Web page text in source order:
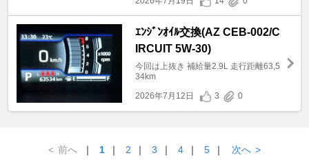
ｴﾝｼﾞﾝｵｲﾙ交換(AZ CEB-002/C
IRCUIT 5W-30)
今回は上抜き 補給量2.9L 走行距離63,5
34km
2026年7月12日
3 0
< 前へ ｜ 1 ｜ 2 ｜ 3 ｜ 4 ｜ 5 ｜ 次へ >